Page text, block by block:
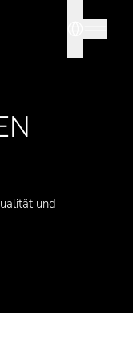
Tipp: Mit
Sprache
und